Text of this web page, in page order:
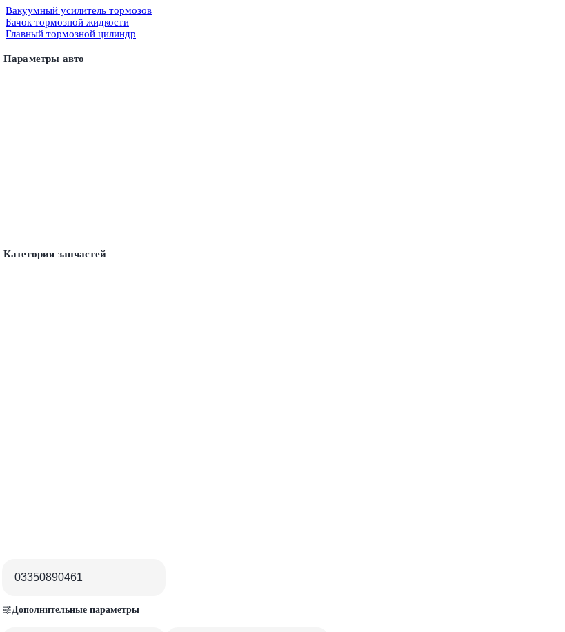
Вакуумный усилитель тормозов
Бачок тормозной жидкости
Главный тормозной цилиндр
Параметры авто
Категория запчастей
Дополнительные параметры